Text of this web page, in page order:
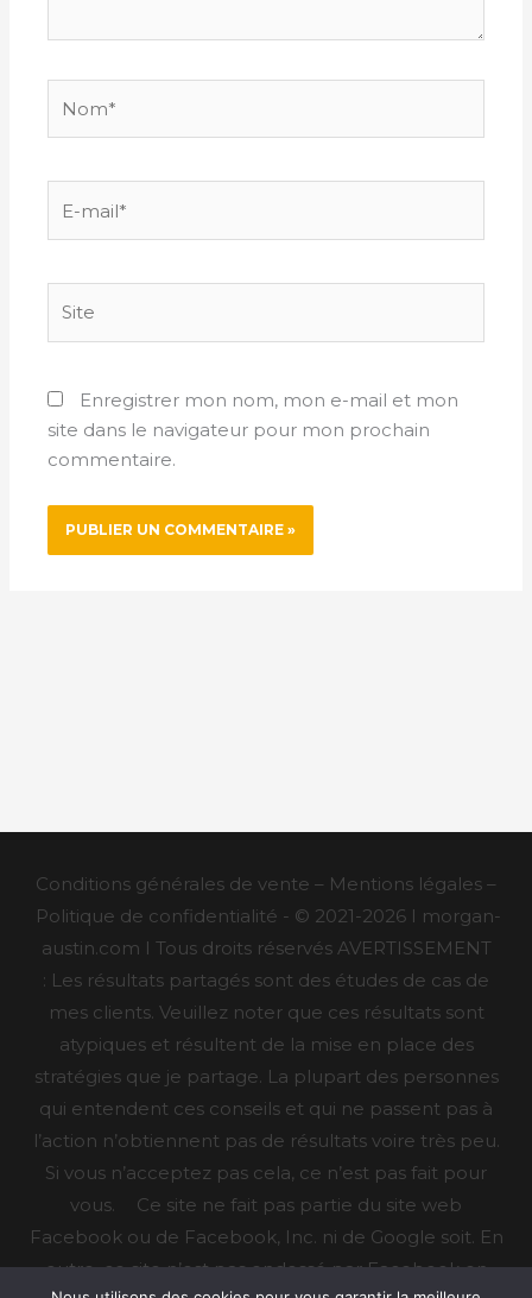
mail*
Enregistrer mon nom, mon e-mail et mon
site dans le navigateur pour mon prochain
commentaire.
Conditions générales de vente – Mentions légales –
Politique de confidentialité - © 2021-2026 I morgan-
austin.com I Tous droits réservés AVERTISSEMENT
: Les résultats partagés sont des études de cas de
mes clients. Veuillez noter que ces résultats sont
atypiques et résultent de la mise en place des
stratégies que je partage. La plupart des personnes
qui entendent ces conseils et qui ne passent pas à
l’action n’obtiennent pas de résultats voire très peu.
Si vous n’acceptez pas cela, ce n’est pas fait pour
vous. Ce site ne fait pas partie du site web
Facebook ou de Facebook, Inc. ni de Google soit. En
outre, ce site n’est pas endossé par Facebook en